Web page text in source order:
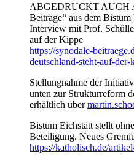
ABGEDRUCKT AUCH
Beiträge“ aus dem
Interview mit Prof.
auf der Kippe
https://synodale-
deutschland-steht-auf-der-
Stellungnahme der
unten zur Strukturreform
erhältlich über
Bistum Eichstätt stellt
Beteiligung. Neues
https://katholisch.de/